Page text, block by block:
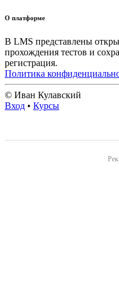
О платформе
В LMS представлены
прохождения тестов и
регистрация.
Политика
© Иван Кулавский
Вход • Курсы